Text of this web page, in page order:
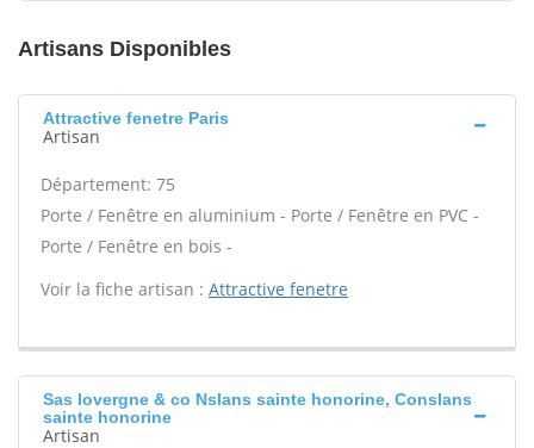
Artisans Disponibles
Attractive fenetre Paris
Artisan
Département: 75
Porte / Fenêtre en aluminium - Porte / Fenêtre en PVC -
Porte / Fenêtre en bois -
Voir la fiche artisan : Attractive fenetre
Sas lovergne & co Nslans sainte honorine, Conslans
sainte honorine
Artisan